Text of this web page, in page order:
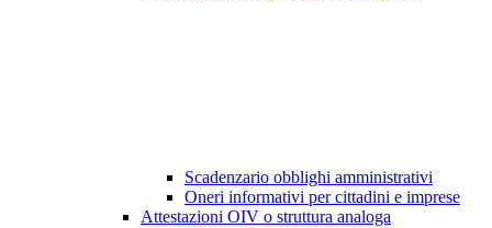
Scadenzario obblighi amministrativi
Oneri informativi per cittadini e imprese
Attestazioni OIV o struttura analoga